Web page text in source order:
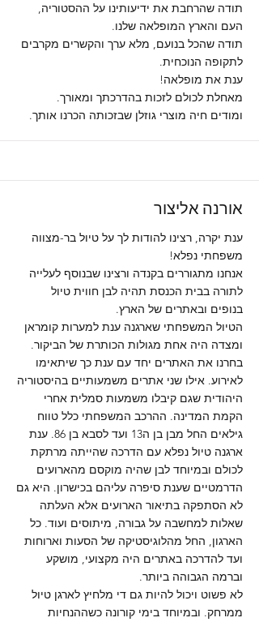
תודה שהרחבת את ידיעותינו על ההסטוריה,
העם והארץ המופלאה שלנו.
תודה שהכל בנועם, מלא ערך והקשרים מקרבים
לתקופה הנוכחית.
ענת את מופלאה!
מאחלת לכולם לזכות בהדרכתך ומאורך.
ומודים חיה מוצרי גוזלן שבזכותה הכרנו אותך.
אורנה אליצור
ענת יקרה, רצינו להודות לך על טיול בר-מצווה
משפחתי נפלא!
אנחנו מתגוררים בקנדה ורצינו שבנוסף לעלייה
לתורה בבית הכנסת תהיה לבן חווית טיול
בנופים ובאתרים של הארץ.
הטיול המשפחתי שארגנה ענת למערות קומראן
ומצדה היה אחת מגולות הכותרת של הביקור.
בחרנו את האתרים יחד עם ענת כך שיתאימו
לאירוע. אילו שני אתרים משמעותיים בהיסטוריה
היהודית שגם קיבלו משמעות סמלית אחרי
הקמת המדינה. ההרכב המשפחתי כלל טווח
גילאים החל מבן בן ה13 ועד לסבא בן 86. ענת
ארגנה טיול נפלא עם הדרכה שהייתה מרתקת
לכולם ובמיוחד לבן שהיה מוקסם מהארועים
הדרמטיים שענת סיפרה עליהם בכישרון. היא גם
לא הסתפקה בתיאור הארועים אלא העלתה
שאלות למחשבה על גבורה, מיתוסים ועוד. כל
הארגון, החל מהלוגיסטיקה של הסעות וארוחות
ועד להדרכה באתרים היה מקצועי, מושקע
וברמה הגבוהה ביותר.
לא פשוט ויכול להיות גם די מלחיץ לארגן טיול
ממרחק. ובמיוחד בימי קורונה כשההנחיות